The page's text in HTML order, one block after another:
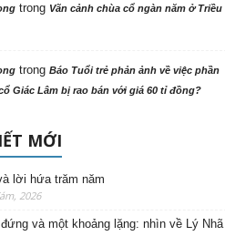
trong Vãn cảnh chùa cổ ngàn năm ở Triều
trong Báo Tuổi trẻ phản ảnh về việc phần
Giác Lâm bị rao bán với giá 60 tỉ đồng?
MỚI
lời hứa trăm năm
2026
và một khoảng lặng: nhìn về Lý Nhã